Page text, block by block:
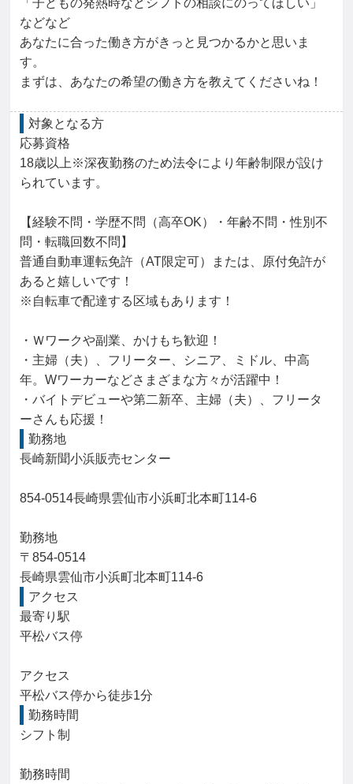
「子どもの発熱時などシフトの相談にのってほしい」
などなど
あなたに合った働き方がきっと見つかるかと思いま
す。
まずは、あなたの希望の働き方を教えてくださいね！
対象となる方
応募資格
18歳以上※深夜勤務のため法令により年齢制限が設け
られています。
【経験不問・学歴不問（高卒OK）・年齢不問・性別不
問・転職回数不問】
普通自動車運転免許（AT限定可）または、原付免許が
あると嬉しいです！
※自転車で配達する区域もあります！
・Ｗワークや副業、かけもち歓迎！
・主婦（夫）、フリーター、シニア、ミドル、中高
年。Wワーカーなどさまざまな方々が活躍中！
・バイトデビューや第二新卒、主婦（夫）、フリータ
ーさんも応援！
勤務地
長崎新聞小浜販売センター
854-0514長崎県雲仙市小浜町北本町114-6
勤務地
〒854-0514
長崎県雲仙市小浜町北本町114-6
アクセス
最寄り駅
平松バス停
アクセス
平松バス停から徒歩1分
勤務時間
シフト制
勤務時間